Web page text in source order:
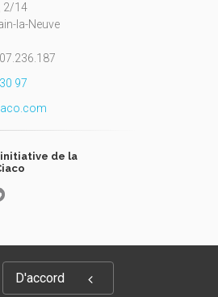
D'accord
2/14
la-Neuve
97
de la